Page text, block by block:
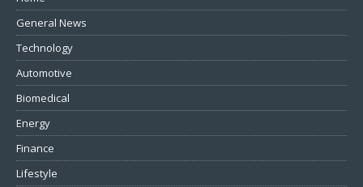
General News
Technology
Automotive
Biomedical
Energy
Finance
Lifestyle